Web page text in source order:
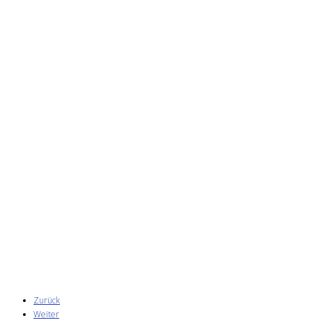
Zurück
Weiter